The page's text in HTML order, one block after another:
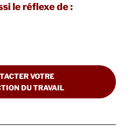
le réflexe de :
VOTRE
DU TRAVAIL